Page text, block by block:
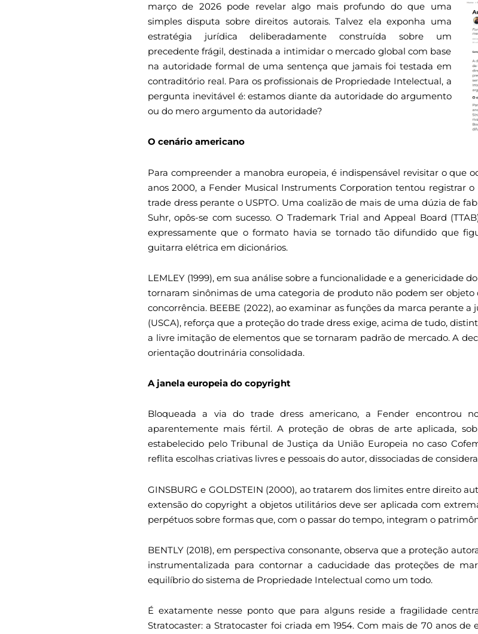
março de 2026 pode revelar algo mais profundo do que uma
simples disputa sobre direitos autorais. Talvez ela exponha uma
estratégia jurídica deliberadamente construída sobre um
precedente frágil, destinada a intimidar o mercado global com base
na autoridade formal de uma sentença que jamais foi testada em
contraditório real. Para os profissionais de Propriedade Intelectual, a
pergunta inevitável é: estamos diante da autoridade do argumento
ou do mero argumento da autoridade?
O cenário americano
Para compreender a manobra europeia, é indispensável revisitar o que
anos 2000, a Fender Musical Instruments Corporation tentou registrar
trade dress perante o USPTO. Uma coalizão de mais de uma dúzia de
Suhr, opôs-se com sucesso. O Trademark Trial and Appeal Board
expressamente que o formato havia se tornado tão difundido que
guitarra elétrica em dicionários.
LEMLEY (1999), em sua análise sobre a funcionalidade e a genericidade
tornaram sinônimas de uma categoria de produto não podem ser objeto
concorrência. BEEBE (2022), ao examinar as funções da marca perante a
(USCA), reforça que a proteção do trade dress exige, acima de tudo,
a livre imitação de elementos que se tornaram padrão de mercado. A
orientação doutrinária consolidada.
A janela europeia do copyright
Bloqueada a via do trade dress americano, a Fender encontrou
aparentemente mais fértil. A proteção de obras de arte aplicada,
estabelecido pelo Tribunal de Justiça da União Europeia no caso
reflita escolhas criativas livres e pessoais do autor, dissociadas de
GINSBURG e GOLDSTEIN (2000), ao tratarem dos limites entre direito
extensão do copyright a objetos utilitários deve ser aplicada com
perpétuos sobre formas que, com o passar do tempo, integram o
BENTLY (2018), em perspectiva consonante, observa que a proteção
instrumentalizada para contornar a caducidade das proteções de
equilíbrio do sistema de Propriedade Intelectual como um todo.
É exatamente nesse ponto que para alguns reside a fragilidade
Stratocaster: a Stratocaster foi criada em 1954. Com mais de 70 anos de